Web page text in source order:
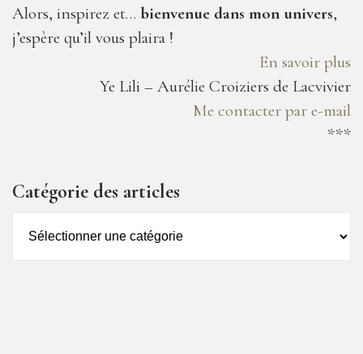
Alors, inspirez et… bienvenue dans mon univers,
j’espère qu’il vous plaira !
En savoir plus
Ye Lili – Aurélie Croiziers de Lacvivier
Me contacter par e-mail
***
Catégorie des articles
des